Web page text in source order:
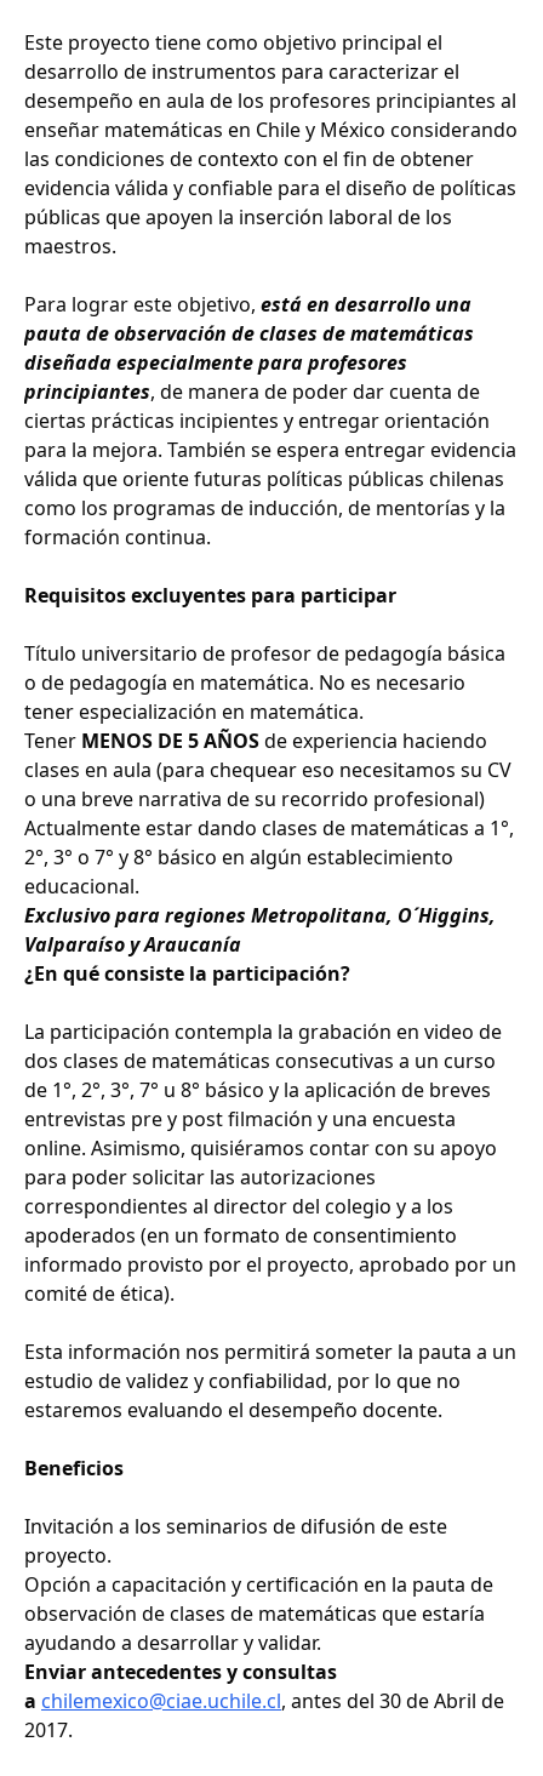
Este proyecto tiene como objetivo principal el
desarrollo de instrumentos para caracterizar el
desempeño en aula de los profesores principiantes al
enseñar matemáticas en Chile y México considerando
las condiciones de contexto con el fin de obtener
evidencia válida y confiable para el diseño de políticas
públicas que apoyen la inserción laboral de los
maestros.
Para lograr este objetivo, está en desarrollo una
pauta de observación de clases de matemáticas
diseñada especialmente para profesores
principiantes, de manera de poder dar cuenta de
ciertas prácticas incipientes y entregar orientación
para la mejora. También se espera entregar evidencia
válida que oriente futuras políticas públicas chilenas
como los programas de inducción, de mentorías y la
formación continua.
Requisitos excluyentes para participar
Título universitario de profesor de pedagogía básica
o de pedagogía en matemática. No es necesario
tener especialización en matemática.
Tener MENOS DE 5 AÑOSde experiencia haciendo
clases en aula (para chequear eso necesitamos su CV
o una breve narrativa de su recorrido profesional)
Actualmente estar dando clases de matemáticas a 1°,
2°, 3° o 7° y 8° básico en algún establecimiento
educacional.
Exclusivo para regiones Metropolitana, O´Higgins,
Valparaíso y Araucanía
¿En qué consiste la participación?
La participación contempla la grabación en video de
dos clases de matemáticas consecutivas a un curso
de 1°, 2°, 3°, 7° u 8° básico y la aplicación de breves
entrevistas pre y post filmación y una encuesta
online. Asimismo, quisiéramos contar con su apoyo
para poder solicitar las autorizaciones
correspondientes al director del colegio y a los
apoderados (en un formato de consentimiento
informado provisto por el proyecto, aprobado por un
comité de ética).
Esta información nos permitirá someter la pauta a un
estudio de validez y confiabilidad, por lo que no
estaremos evaluando el desempeño docente.
Beneficios
Invitación a los seminarios de difusión de este
proyecto.
Opción a capacitación y certificación en la pauta de
observación de clases de matemáticas que estaría
ayudando a desarrollar y validar.
Enviar antecedentes y consultas
a chilemexico@ciae.uchile.cl, antes del 30 de Abril de
2017.